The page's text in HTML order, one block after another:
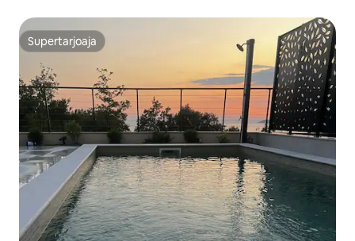
Supertarjoaja
Supertarjoaja